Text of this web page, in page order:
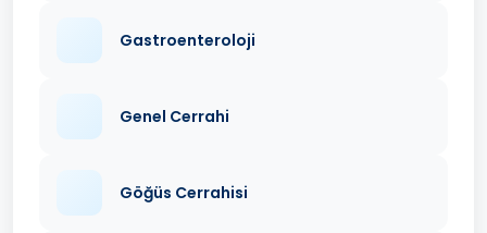
Gastroenteroloji
Genel Cerrahi
Göğüs Cerrahisi